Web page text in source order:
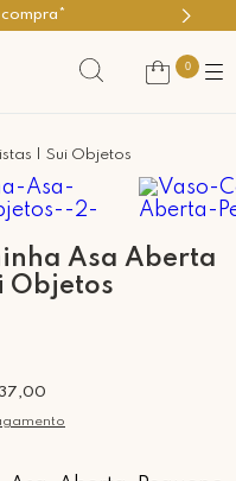
0
Sui Objetos
Asa Aberta
Objetos